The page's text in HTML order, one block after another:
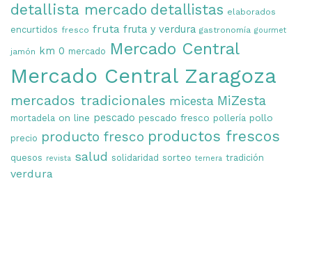
detallista mercado detallistas elaborados
encurtidos fresco fruta fruta y verdura gastronomía gourmet
jamón km 0 mercado Mercado Central
Mercado Central Zaragoza
mercados tradicionales micesta MiZesta
mortadela on line pescado pescado fresco pollería pollo
precio producto fresco productos frescos
quesos revista salud solidaridad sorteo ternera tradición
verdura